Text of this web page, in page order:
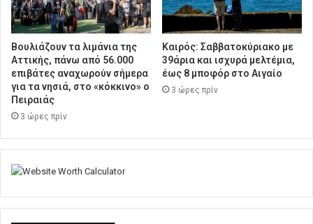
Βουλιάζουν τα λιμάνια της
Αττικής, πάνω από 56.000
επιβάτες αναχωρούν σήμερα
για τα νησιά, στο «κόκκινο» ο
Πειραιάς
3 ώρες πρίν
Καιρός: Σαββατοκύριακο με
39άρια και ισχυρά μελτέμια,
έως 8 μποφόρ στο Αιγαίο
3 ώρες πρίν